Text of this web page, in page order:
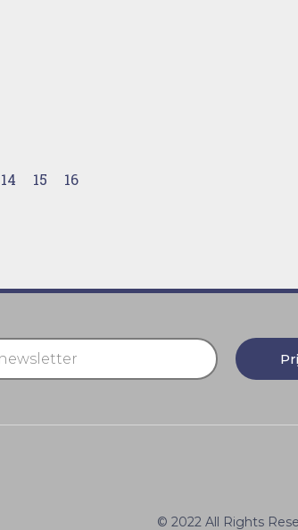
14 15 16
© 2022 All Rights